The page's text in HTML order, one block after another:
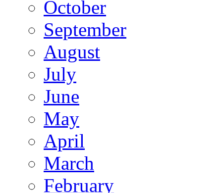
October
September
August
July
June
May
April
March
February